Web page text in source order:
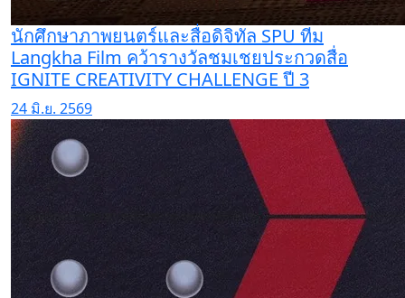
นักศึกษาภาพยนตร์และสื่อดิจิทัล SPU ทีม
Langkha Film คว้ารางวัลชมเชยประกวดสื่อ
IGNITE CREATIVITY CHALLENGE ปี 3
24 มิ.ย. 2569